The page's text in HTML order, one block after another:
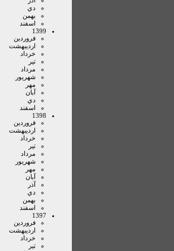
دي
بهمن
اسفند
1399
فروردين
ارديبهشت
خرداد
تير
مرداد
شهريور
مهر
آبان
دي
اسفند
1398
فروردين
ارديبهشت
خرداد
تير
مرداد
شهريور
مهر
آبان
آذر
دي
بهمن
اسفند
1397
فروردين
ارديبهشت
خرداد
تير